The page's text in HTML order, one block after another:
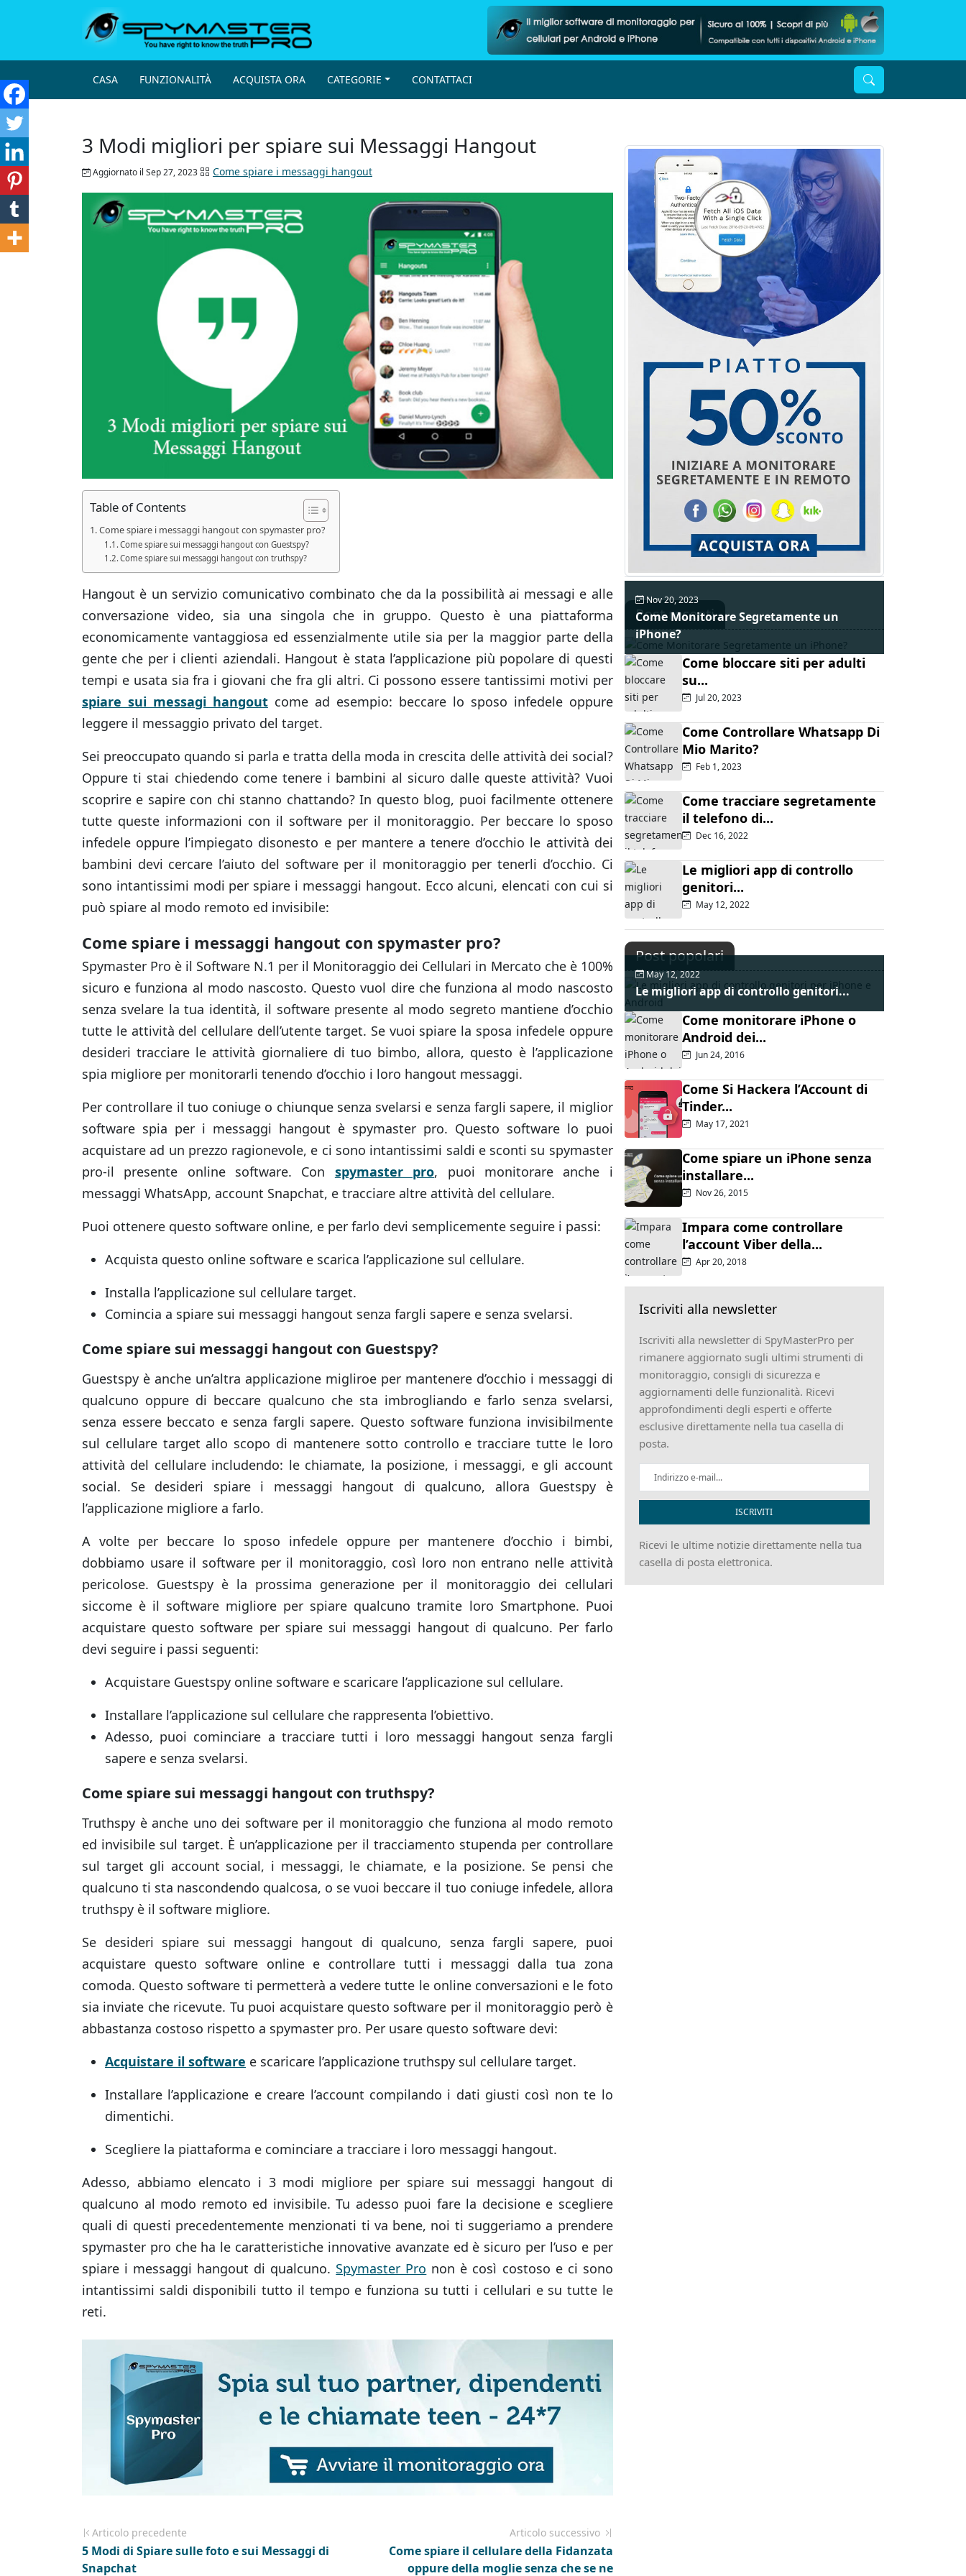
CASA FUNZIONALITÀ ACQUISTA ORA CATEGORIE CONTATTACI
3 Modi migliori per spiare sui Messaggi Hangout
Aggiornato il Sep 27, 2023 Come spiare i messaggi hangout
Table of Contents
Come spiare i messaggi hangout con spymaster pro?
Come spiare sui messaggi hangout con Guestspy?
Come spiare sui messaggi hangout con truthspy?
Hangout è un servizio comunicativo combinato che da la possibilità ai messagi e alle
conversazione video, sia una singola che in gruppo. Questo è una piattaforma
economicamente vantaggiosa ed essenzialmente utile sia per la maggior parte della
gente che per i clienti aziendali. Hangout è stata l’applicazione più popolare di questi
tempi e usata sia fra i giovani che fra gli altri. Ci possono essere tantissimi motivi per
spiare sui messagi hangoutcome ad esempio: beccare lo sposo infedele oppure
leggere il messaggio privato del target.
Sei preoccupato quando si parla e tratta della moda in crescita delle attività dei social?
Oppure ti stai chiedendo come tenere i bambini al sicuro dalle queste attività? Vuoi
scoprire e sapire con chi stanno chattando? In questo blog, puoi facilmente ottenere
tutte queste informazioni con il software per il monitoraggio. Per beccare lo sposo
infedele oppure l’impiegato disonesto e per mantere a tenere d’occhio le attività dei
bambini devi cercare l’aiuto del software per il monitoraggio per tenerli d’occhio. Ci
sono intantissimi modi per spiare i messaggi hangout. Ecco alcuni, elencati con cui si
può spiare al modo remoto ed invisibile:
Come spiare i messaggi hangout con spymaster pro?
Spymaster Pro è il Software N.1 per il Monitoraggio dei Cellulari in Mercato che è 100%
sicuro e funziona al modo nascosto. Questo vuol dire che funziona al modo nascosto
senza svelare la tua identità, il software presente al modo segreto mantiene d’occhio
tutte le attività del cellulare dell’utente target. Se vuoi spiare la sposa infedele oppure
desideri tracciare le attività giornaliere di tuo bimbo, allora, questo è l’applicazione
spia migliore per monitorarli tenendo d’occhio i loro hangout messaggi.
Per controllare il tuo coniuge o chiunque senza svelarsi e senza fargli sapere, il miglior
software spia per i messaggi hangout è spymaster pro. Questo software lo puoi
acquistare ad un prezzo ragionevole, e ci sono intantissimi saldi e sconti su spymaster
pro-il presente online software. Con spymaster pro, puoi monitorare anche i
messaggi WhatsApp, account Snapchat, e tracciare altre attività del cellulare.
Puoi ottenere questo software online, e per farlo devi semplicemente seguire i passi:
Acquista questo online software e scarica l’applicazione sul cellulare.
Installa l’applicazione sul cellulare target.
Comincia a spiare sui messaggi hangout senza fargli sapere e senza svelarsi.
Come spiare sui messaggi hangout con Guestspy?
Guestspy è anche un’altra applicazione migliroe per mantenere d’occhio i messaggi di
qualcuno oppure di beccare qualcuno che sta imbrogliando e farlo senza svelarsi,
senza essere beccato e senza fargli sapere. Questo software funziona invisibilmente
sul cellulare target allo scopo di mantenere sotto controllo e tracciare tutte le loro
attività del cellulare includendo: le chiamate, la posizione, i messaggi, e gli account
social. Se desideri spiare i messaggi hangout di qualcuno, allora Guestspy è
l’applicazione migliore a farlo.
A volte per beccare lo sposo infedele oppure per mantenere d’occhio i bimbi,
dobbiamo usare il software per il monitoraggio, così loro non entrano nelle attività
pericolose. Guestspy è la prossima generazione per il monitoraggio dei cellulari
siccome è il software migliore per spiare qualcuno tramite loro Smartphone. Puoi
acquistare questo software per spiare sui messaggi hangout di qualcuno. Per farlo
devi seguire i passi seguenti:
Acquistare Guestspy online software e scaricare l’applicazione sul cellulare.
Installare l’applicazione sul cellulare che rappresenta l’obiettivo.
Adesso, puoi cominciare a tracciare tutti i loro messaggi hangout senza fargli
sapere e senza svelarsi.
Come spiare sui messaggi hangout con truthspy?
Truthspy è anche uno dei software per il monitoraggio che funziona al modo remoto
ed invisibile sul target. È un’applicazione per il tracciamento stupenda per controllare
sul target gli account social, i messaggi, le chiamate, e la posizione. Se pensi che
qualcuno ti sta nascondendo qualcosa, o se vuoi beccare il tuo coniuge infedele, allora
truthspy è il software migliore.
Se desideri spiare sui messaggi hangout di qualcuno, senza fargli sapere, puoi
acquistare questo software online e controllare tutti i messaggi dalla tua zona
comoda. Questo software ti permetterà a vedere tutte le online conversazioni e le foto
sia inviate che ricevute. Tu puoi acquistare questo software per il monitoraggio però è
abbastanza costoso rispetto a spymaster pro. Per usare questo software devi:
Acquistare il software e scaricare l’applicazione truthspy sul cellulare target.
Installare l’applicazione e creare l’account compilando i dati giusti così non te lo
dimentichi.
Scegliere la piattaforma e cominciare a tracciare i loro messaggi hangout.
Adesso, abbiamo elencato i 3 modi migliore per spiare sui messaggi hangout di
qualcuno al modo remoto ed invisibile. Tu adesso puoi fare la decisione e scegliere
quali di questi precedentemente menzionati ti va bene, noi ti suggeriamo a prendere
spymaster pro che ha le caratteristiche innovative avanzate ed è sicuro per l’uso e per
spiare i messaggi hangout di qualcuno. Spymaster Pro non è così costoso e ci sono
intantissimi saldi disponibili tutto il tempo e funziona su tutti i cellulari e su tutte le
reti.
Articolo precedente
5 Modi di Spiare sulle foto e sui Messaggi di
Snapchat
Articolo successivo
Come spiare il cellulare della Fidanzata
oppure della moglie senza che se ne
Post recenti
Nov 20, 2023
Come Monitorare Segretamente un
iPhone?
Come bloccare siti per adulti
su...
Jul 20, 2023
Come Controllare Whatsapp Di
Mio Marito?
Feb 1, 2023
Come tracciare segretamente
il telefono di...
Dec 16, 2022
Le migliori app di controllo
genitori...
May 12, 2022
Post popolari
May 12, 2022
Le migliori app di controllo genitori...
Come monitorare iPhone o
Android dei...
Jun 24, 2016
Come Si Hackera l’Account di
Tinder...
May 17, 2021
Come spiare un iPhone senza
installare...
Nov 26, 2015
Impara come controllare
l’account Viber della...
Apr 20, 2018
Iscriviti alla newsletter
Iscriviti alla newsletter di SpyMasterPro per
rimanere aggiornato sugli ultimi strumenti di
monitoraggio, consigli di sicurezza e
aggiornamenti delle funzionalità. Ricevi
approfondimenti degli esperti e offerte
esclusive direttamente nella tua casella di
posta.
ISCRIVITI
Ricevi le ultime notizie direttamente nella tua
casella di posta elettronica.